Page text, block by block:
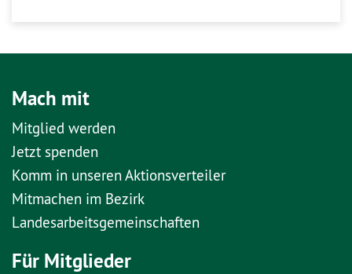
Mach mit
Mitglied werden
Jetzt spenden
Komm in unseren Aktionsverteiler
Mitmachen im Bezirk
Landesarbeitsgemeinschaften
Für Mitglieder